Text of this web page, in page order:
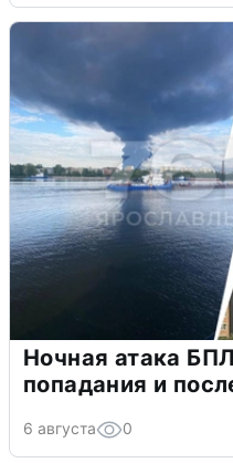
Ночная атака
попадания и
6 августа 0